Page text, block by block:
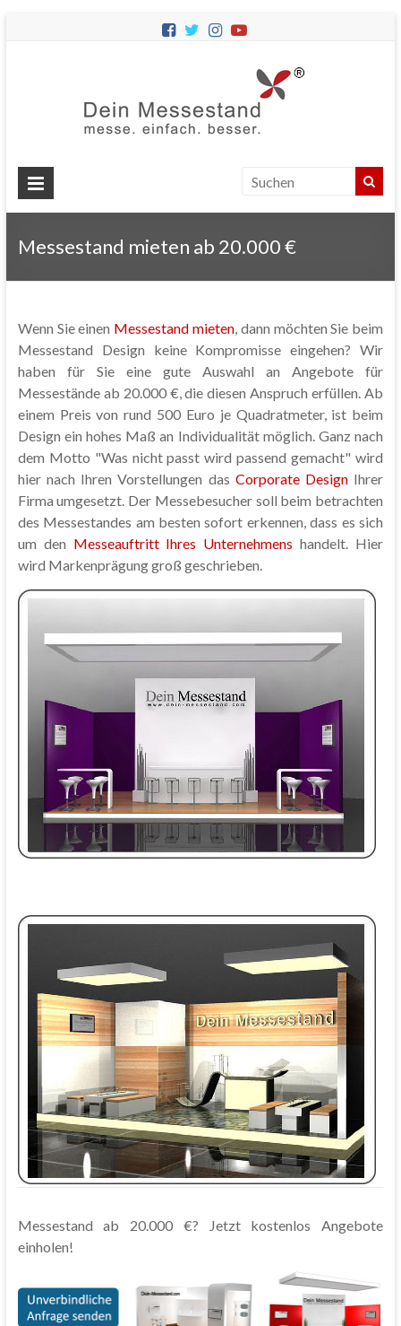
Messestände
für
Messestand mieten ab 20.000 €
Wenn Sie einen Messestand mieten, dann möchten Sie beim
Messestand Design keine Kompromisse eingehen? Wir
haben für Sie eine gute Auswahl an Angebote für
Messestände ab 20.000 €, die diesen Anspruch erfüllen. Ab
einem Preis von rund 500 Euro je Quadratmeter, ist beim
Design ein hohes Maß an Individualität möglich. Ganz nach
dem Motto "Was nicht passt wird passend gemacht" wird
hier nach Ihren Vorstellungen das Corporate Design Ihrer
Firma umgesetzt. Der Messebesucher soll beim betrachten
des Messestandes am besten sofort erkennen, dass es sich
um den Messeauftritt Ihres Unternehmens handelt. Hier
wird Markenprägung groß geschrieben.
Messestand ab 20.000 €? Jetzt kostenlos Angebote
einholen!